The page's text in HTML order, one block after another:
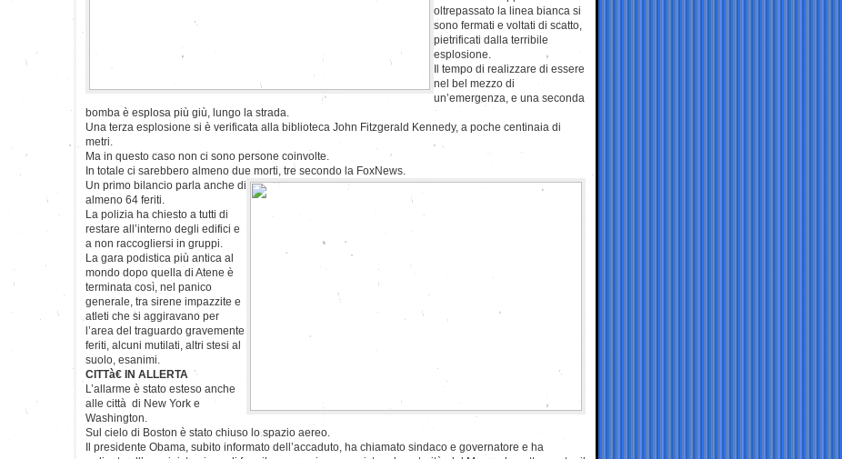
oltrepassato la linea bianca si
sono fermati e voltati di scatto,
pietrificati dalla terribile
esplosione.
Il tempo di realizzare di essere
nel bel mezzo di
un’emergenza, e una seconda
bomba è esplosa più giù, lungo la strada.
Una terza esplosione si è verificata alla biblioteca John Fitzgerald Kennedy, a poche centinaia di
metri.
Ma in questo caso non ci sono persone coinvolte.
In totale ci sarebbero almeno due morti, tre secondo la FoxNews.
Un primo bilancio parla anche di
almeno 64 feriti.
La polizia ha chiesto a tutti di
restare all’interno degli edifici e
a non raccogliersi in gruppi.
La gara podistica più antica al
mondo dopo quella di Atene è
terminata così, nel panico
generale, tra sirene impazzite e
atleti che si aggiravano per
l’area del traguardo gravemente
feriti, alcuni mutilati, altri stesi al
suolo, esanimi.
CITTà€ IN ALLERTA
L’allarme è stato esteso anche
alle città di New York e
Washington.
Sul cielo di Boston è stato chiuso lo spazio aereo.
Il presidente Obama, subito informato dell’accaduto, ha chiamato sindaco e governatore e ha